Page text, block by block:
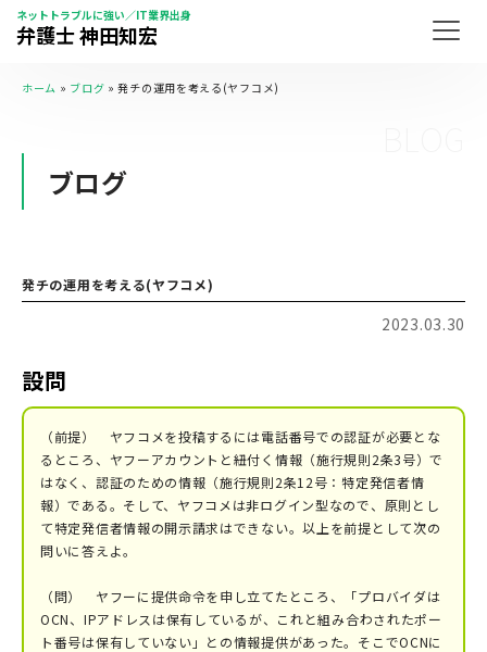
ネットトラブルに強い／IT業界出身
弁護士 神田知宏
ホーム » ブログ »発チの運用を考える(ヤフコメ)
ブログ
発チの運用を考える(ヤフコメ)
2023.03.30
設問
（前提） ヤフコメを投稿するには電話番号での認証が必要とな
るところ、ヤフーアカウントと紐付く情報（施行規則2条3号）で
はなく、認証のための情報（施行規則2条12号：特定発信者情
報）である。そして、ヤフコメは非ログイン型なので、原則とし
て特定発信者情報の開示請求はできない。以上を前提として次の
問いに答えよ。
（問） ヤフーに提供命令を申し立てたところ、「プロバイダは
OCN、IPアドレスは保有しているが、これと組み合わされたポー
ト番号は保有していない」との情報提供があった。そこでOCNに